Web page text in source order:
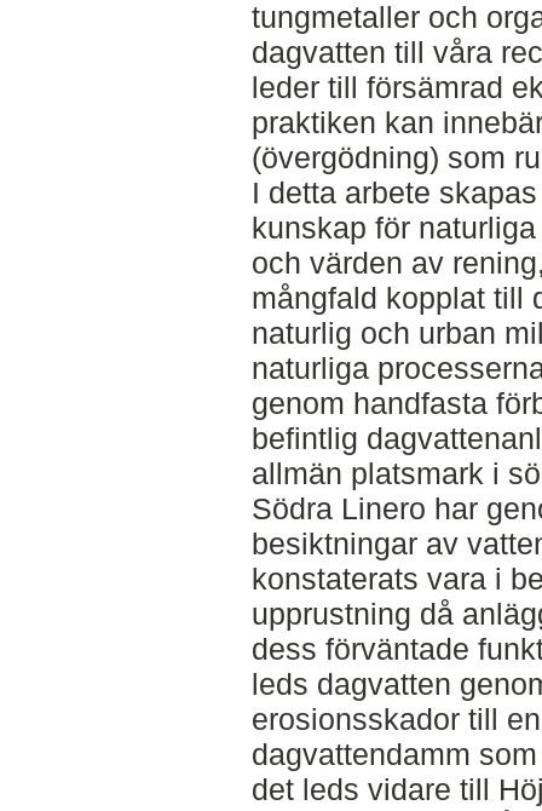
tungmetaller och
dagvatten till våra
leder till försämrad
praktiken kan
(övergödning) som
I detta arbete
kunskap för
och värden av
mångfald kopplat till
naturlig och urban
naturliga
genom handfasta
befintlig
allmän platsmark i
Södra Linero har
besiktningar av
konstaterats vara i
upprustning då
dess förväntade
leds dagvatten
erosionsskador till en
dagvattendamm
det leds vidare till